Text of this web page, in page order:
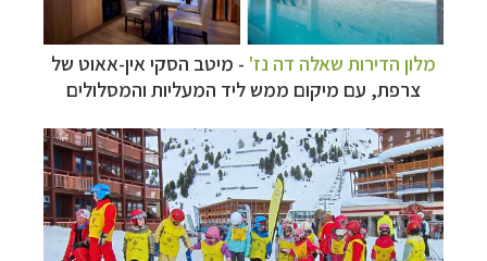
מלון הדירות שאלה דה נז' - מיטב הסקי אין-אאוט של
צרפת, עם מיקום ממש ליד המעליות והמסלולים